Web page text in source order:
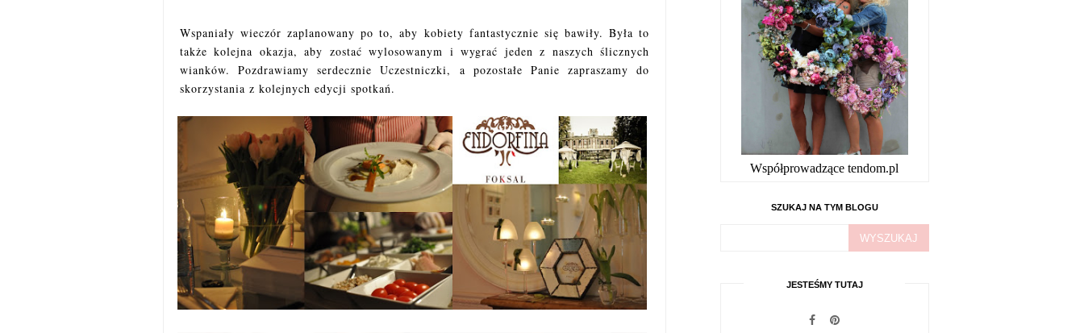
Wspaniały wieczór zaplanowany po to, aby kobiety fantastycznie się bawiły. Była to
także kolejna okazja, aby zostać wylosowanym i wygrać jeden z naszych ślicznych
wianków. Pozdrawiamy serdecznie Uczestniczki, a pozostałe Panie zapraszamy do
skorzystania z kolejnych edycji spotkań.
Współprowadzące tendom.pl
SZUKAJ NA TYM BLOGU
JESTEŚMY TUTAJ